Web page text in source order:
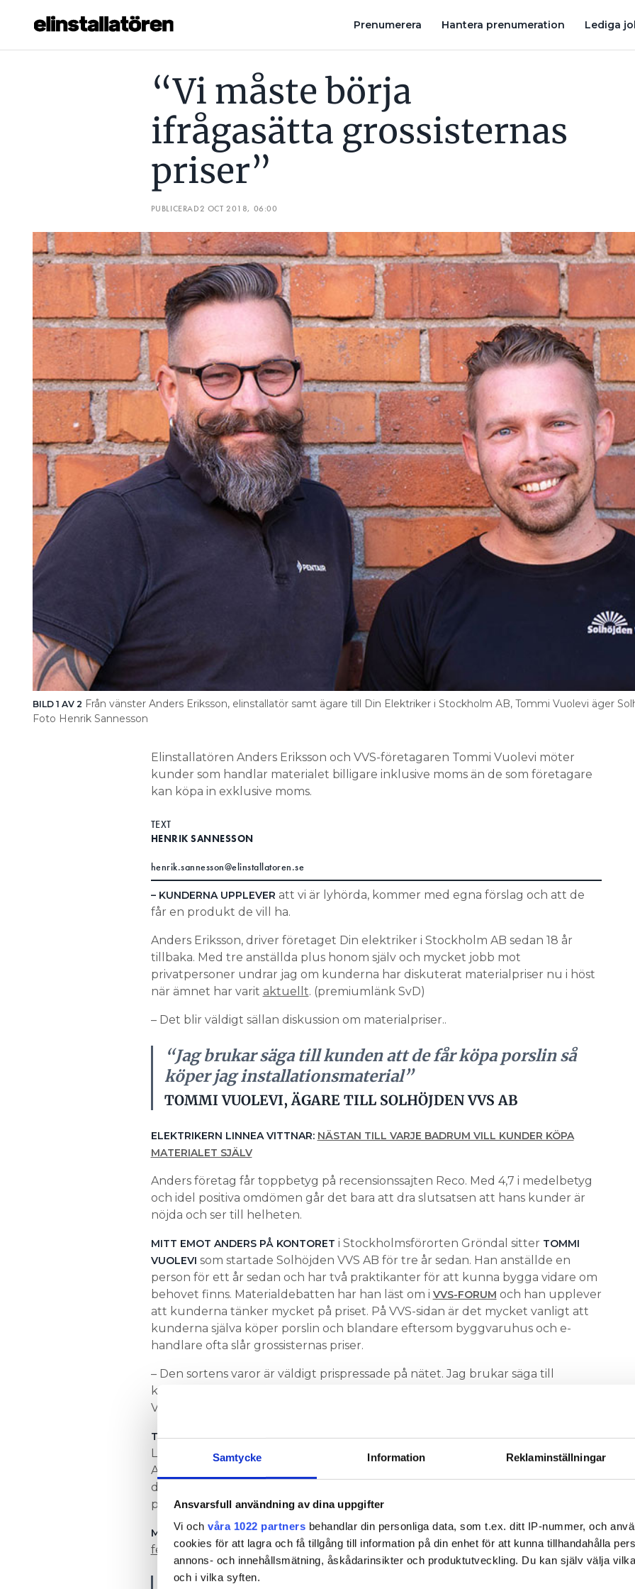
Samtycke Information Reklaminställningar
Ansvarsfull användning av dina uppgifter
Vi och våra 1022 partners behandlar din personliga data, som t.ex. ditt IP-nummer, och
cookies för att lagra och få tillgång till information på din enhet för att kunna tillhandahålla
annons- och innehållsmätning, åskådarinsikter och produktutveckling. Du kan själv välja
och i vilka syften.
Prenumerera Hantera prenumeration Lediga
Hantera prenumeration
Läs E-tidningen
Om tidningen
Kontakt
Personuppgifter
Search for:
SEARCH
“Vi måste börja
ifrågasätta grossisternas
priser”
PUBLICERAD2 OCT 2018, 06:00
BILD 1 AV 2 Från vänster Anders Eriksson, elinstallatör samt ägare till Din Elektriker i Stockholm AB, Tommi Vuolevi äger
Foto Henrik Sannesson
Elinstallatören Anders Eriksson och VVS-företagaren Tommi Vuolevi möter
kunder som handlar materialet billigare inklusive moms än de som företagare
kan köpa in exklusive moms.
TEXT
HENRIK SANNESSON
henrik.sannesson@elinstallatoren.se
– KUNDERNA UPPLEVER att vi är lyhörda, kommer med egna förslag och att de
får en produkt de vill ha.
Anders Eriksson, driver företaget Din elektriker i Stockholm AB sedan 18 år
tillbaka. Med tre anställda plus honom själv och mycket jobb mot
privatpersoner undrar jag om kunderna har diskuterat materialpriser nu i höst
när ämnet har varit aktuellt. (premiumlänk SvD)
– Det blir väldigt sällan diskussion om materialpriser..
“Jag brukar säga till kunden att de får köpa porslin så
köper jag installationsmaterial”
TOMMI VUOLEVI, ÄGARE TILL SOLHÖJDEN VVS AB
ELEKTRIKERN LINNEA VITTNAR: NÄSTAN TILL VARJE BADRUM VILL KUNDER KÖPA
MATERIALET SJÄLV
Anders företag får toppbetyg på recensionssajten Reco. Med 4,7 i medelbetyg
och idel positiva omdömen går det bara att dra slutsatsen att hans kunder är
nöjda och ser till helheten.
MITT EMOT ANDERS PÅ KONTORET i Stockholmsförorten Gröndal sitter TOMMI
VUOLEVI som startade Solhöjden VVS AB för tre år sedan. Han anställde en
person för ett år sedan och har två praktikanter för att kunna bygga vidare om
behovet finns. Materialdebatten har han läst om i VVS-FORUM och han upplever
att kunderna tänker mycket på priset. På VVS-sidan är det mycket vanligt att
kunderna själva köper porslin och blandare eftersom byggvaruhus och e-
handlare ofta slår grossisternas priser.
– Den sortens varor är väldigt prispressade på nätet. Jag brukar säga till
kunden att de får köpa porslin så köper jag installationsmaterial, säger Tommi
Vuolevi.
TOMMI VUOLEVI LÄGGERin egna priser i sitt ekonomisystem. Han tycker att
Lundagrossistens prislista är bra. Tommi visar en produkt som finns både på
Ahlsell och Lundagrossisten. Listpriset, innan rabatten som han får, är mer än
dubbelt så högt på Ahlsell. Med rabatt betalar han däremot mindre för varan
på Ahlsell.
MER OM PRISLISTORNA: Hans Heldring säger att grundnettoprislistan används
fel av installatörer
“VI MÅSTE BÖRJA IFRÅGASÄTTA GROSSISTERNAS PRISER” FÖRBÄTTRAD LÖNSAMHET I INSTALCO ELLEVIO EFTER